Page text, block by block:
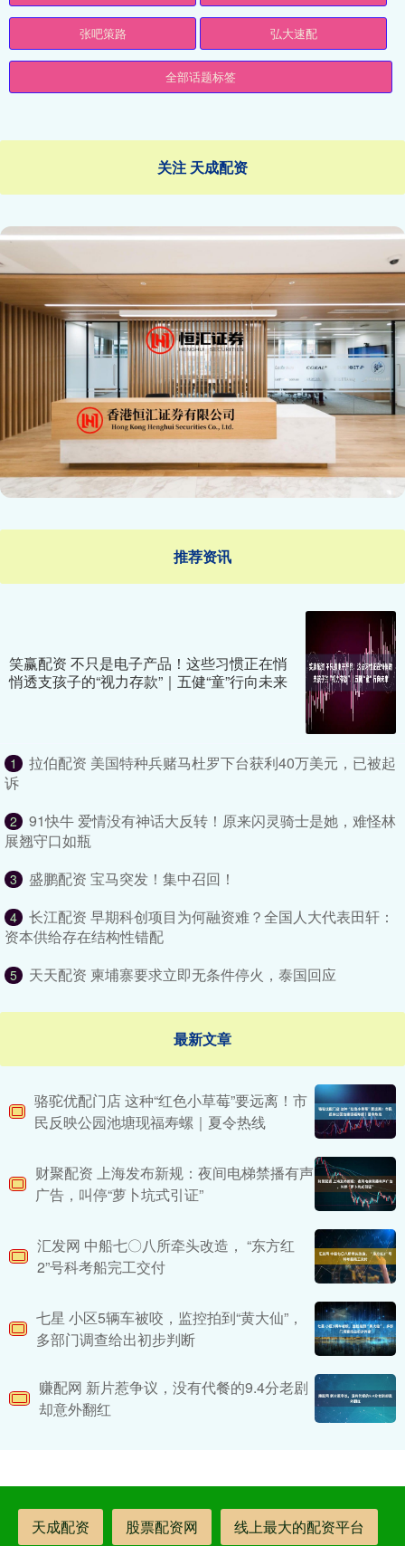
张吧策路 弘大速配
全部话题标签
关注 天成配资
推荐资讯
笑赢配资 不只是电子产品！这些习惯正在悄
悄透支孩子的“视力存款”｜五健“童”行向未来
1
拉伯配资 美国特种兵赌马杜罗下台获利40万美元，已被起
诉
2
91快牛 爱情没有神话大反转！原来闪灵骑士是她，难怪林
展翘守口如瓶
3 盛鹏配资 宝马突发！集中召回！
4
长江配资 早期科创项目为何融资难？全国人大代表田轩：
资本供给存在结构性错配
5 天天配资 柬埔寨要求立即无条件停火，泰国回应
最新文章
骆驼优配门店 这种“红色小草莓”要远离！市
民反映公园池塘现福寿螺｜夏令热线
财聚配资 上海发布新规：夜间电梯禁播有声
广告，叫停“萝卜坑式引证”
汇发网 中船七〇八所牵头改造， “东方红
2”号科考船完工交付
七星 小区5辆车被咬，监控拍到“黄大仙”，
多部门调查给出初步判断
赚配网 新片惹争议，没有代餐的9.4分老剧
却意外翻红
天成配资 股票配资网 线上最大的配资平台